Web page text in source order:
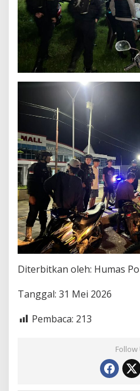
Diterbitkan oleh: Humas
Tanggal: 31 Mei 2026
Pembaca: 213
Follow